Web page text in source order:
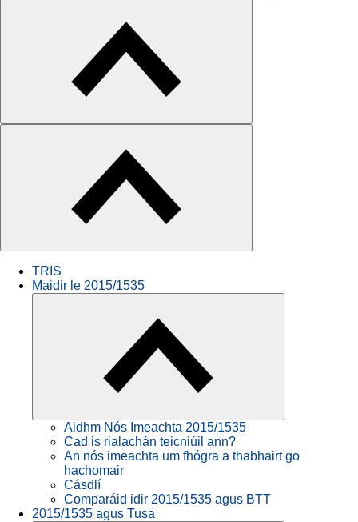
TRIS
Maidir le 2015/1535
Aidhm Nós Imeachta 2015/1535
Cad is rialachán teicniúil ann?
An nós imeachta um fhógra a thabhairt go
hachomair
Cásdlí
Comparáid idir 2015/1535 agus BTT
2015/1535 agus Tusa